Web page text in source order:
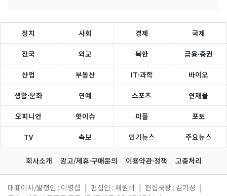
정치 사회 경제 국제
전국 외교 북한 금융·증권
산업 부동산 IT·과학 바이오
생활·문화 연예 스포츠 연재물
오피니언 핫이슈 피플 포토
TV 속보 인기뉴스 주요뉴스
회사소개 광고/제휴·구매문의 이용약관·정책 고충처리
대표이사/발행인 : 이영섭 편집인 : 채원배 편집국장 : 김기성